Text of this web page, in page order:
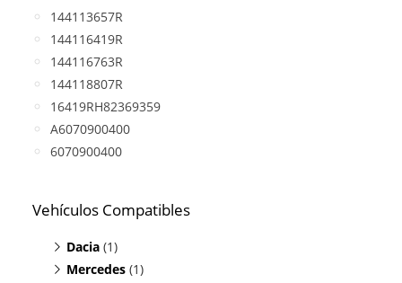
144113657R
144116419R
144116763R
144118807R
16419RH82369359
A6070900400
6070900400
Vehículos Compatibles
Dacia (1)
Duster 1.5 DCI
Mercedes (1)